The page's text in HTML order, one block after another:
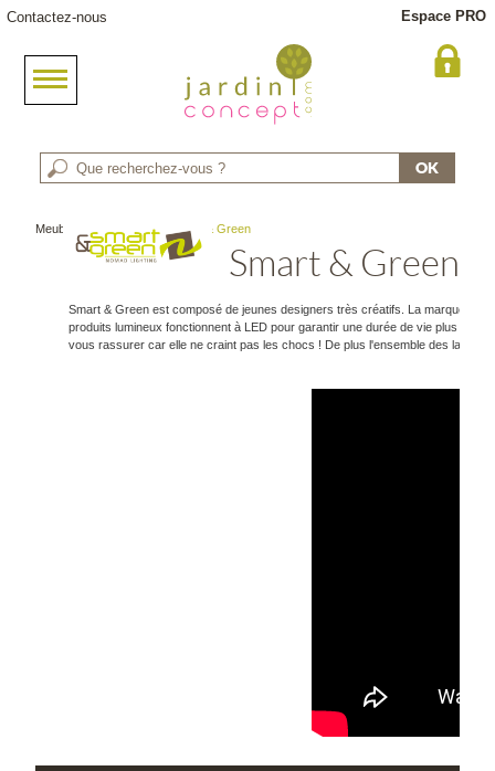
Contactez-nous Espace PRO
Meuble jardin > Marque : Smart & Green
Smart & Green
Smart & Green est composé de jeunes designers très créatifs. La marque est
produits lumineux fonctionnent à LED pour garantir une durée de vie plus
vous rassurer car elle ne craint pas les chocs ! De plus l'ensemble des